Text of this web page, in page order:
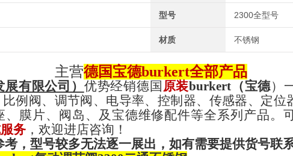
型号 2300全型号
材质 不锈钢
主营德国宝德burkert全部产品
展有限公司） 优势经销德国 原装burkert（宝德）
例阀、调节阀、电导率、控制器、传感器、定位
、膜片、阀岛、及宝德维修配件等全系列产品。
务 ，欢迎进店咨询！
考，型号较多无法逐一展出，如有需要提供货号联